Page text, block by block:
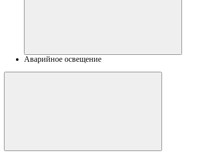
Аварийное освещение